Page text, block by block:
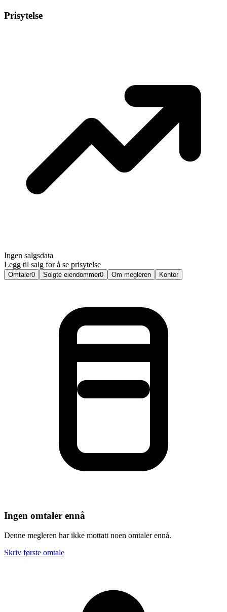
Prisytelse
Ingen salgsdata
Legg til salg for å se prisytelse
Omtaler0 Solgte eiendommer0 Om megleren Kontor
Ingen omtaler ennå
Denne megleren har ikke mottatt noen omtaler ennå.
Skriv første omtale